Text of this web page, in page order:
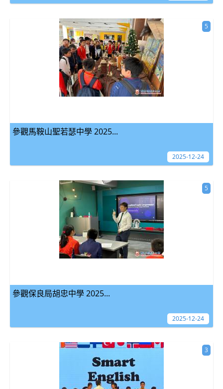
參觀馬鞍山聖若瑟中學 2025...
5
2025-12-24
參觀保良局胡忠中學 2025...
5
2025-12-24
3